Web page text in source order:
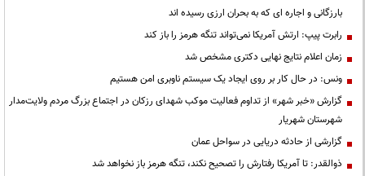
بارزگانی و اجاره ای که به بحران ارزی رسیده اند
رابرت پیپ: ارتش آمریکا نمی‌تواند تنگه هرمز را باز کند
زمان اعلام نتایج نهایی دکتری مشخص شد
ونس: در حال کار بر روی ایجاد یک سیستم ناوبری امن هستیم
گزارش «خبر شهر» از تداوم فعالیت موکب شهدای رزکان در اجتماع بزرگ مردم ولایت‌مدار
شهرستان شهریار
گزارشی از حادثه دریایی در سواحل عمان
ذوالقدر: تا آمریکا رفتارش را تصحیح نکند، تنگه هرمز باز نخواهد شد